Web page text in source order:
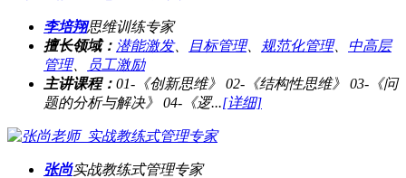
李培翔思维训练专家
擅长领域： 潜能激发、 目标管理、 规范化管理、 中高层
管理、
员工激励
主讲课程： 01-《创新思维》 02-《结构性思维》 03-《问
题的分析与解决》 04-《逻...[详细]
张尚实战教练式管理专家